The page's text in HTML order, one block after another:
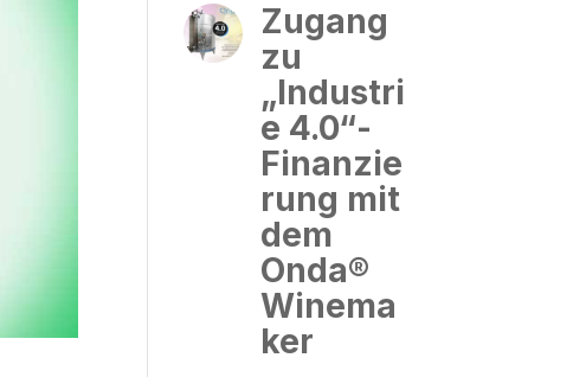
Zugang
zu
„Industri
e 4.0“-
Finanzie
rung mit
dem
Onda®
Winema
ker